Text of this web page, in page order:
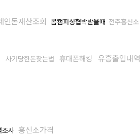
인돈재산조회 몸캠피싱협박받을때 전주흥신소
사기당한돈찾는법 휴대폰해킹 유흥출입내역
조사 흥신소가격